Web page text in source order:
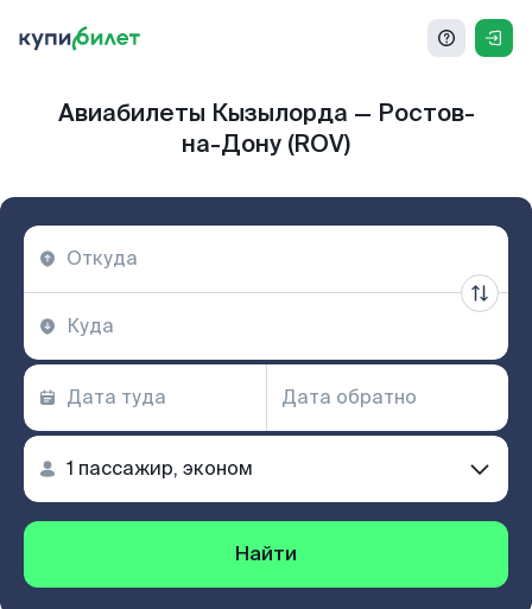
Авиабилеты Кызылорда — Ростов-
на-Дону (ROV)
Найти